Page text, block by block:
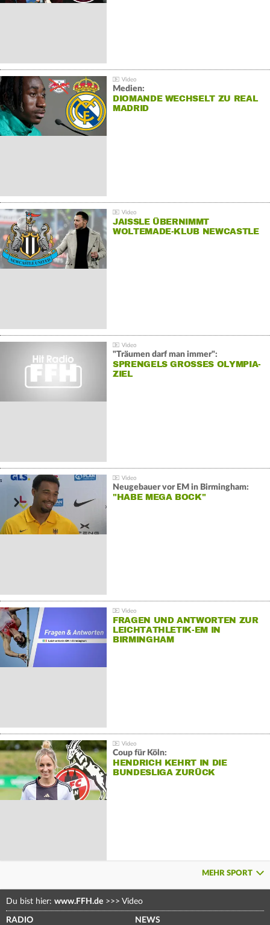
Medien:
DIOMANDE WECHSELT ZU REAL
MADRID
JAISSLE ÜBERNIMMT
WOLTEMADE-KLUB NEWCASTLE
"Träumen darf man immer":
SPRENGELS GROSSES OLYMPIA-Z
IEL
Neugebauer vor EM in Birmingham:
"HABE MEGA BOCK"
FRAGEN UND ANTWORTEN ZUR
LEICHTATHLETIK-EM IN
BIRMINGHAM
Coup für Köln:
HENDRICH KEHRT IN DIE
BUNDESLIGA ZURÜCK
MEHR SPORT
Du bist hier: www.FFH.de >>> Video
RADIO NEWS